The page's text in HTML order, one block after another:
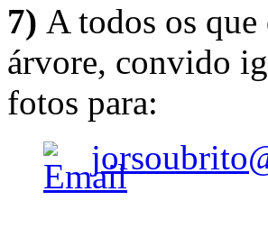
7) A todos os
árvore, convido
fotos para: